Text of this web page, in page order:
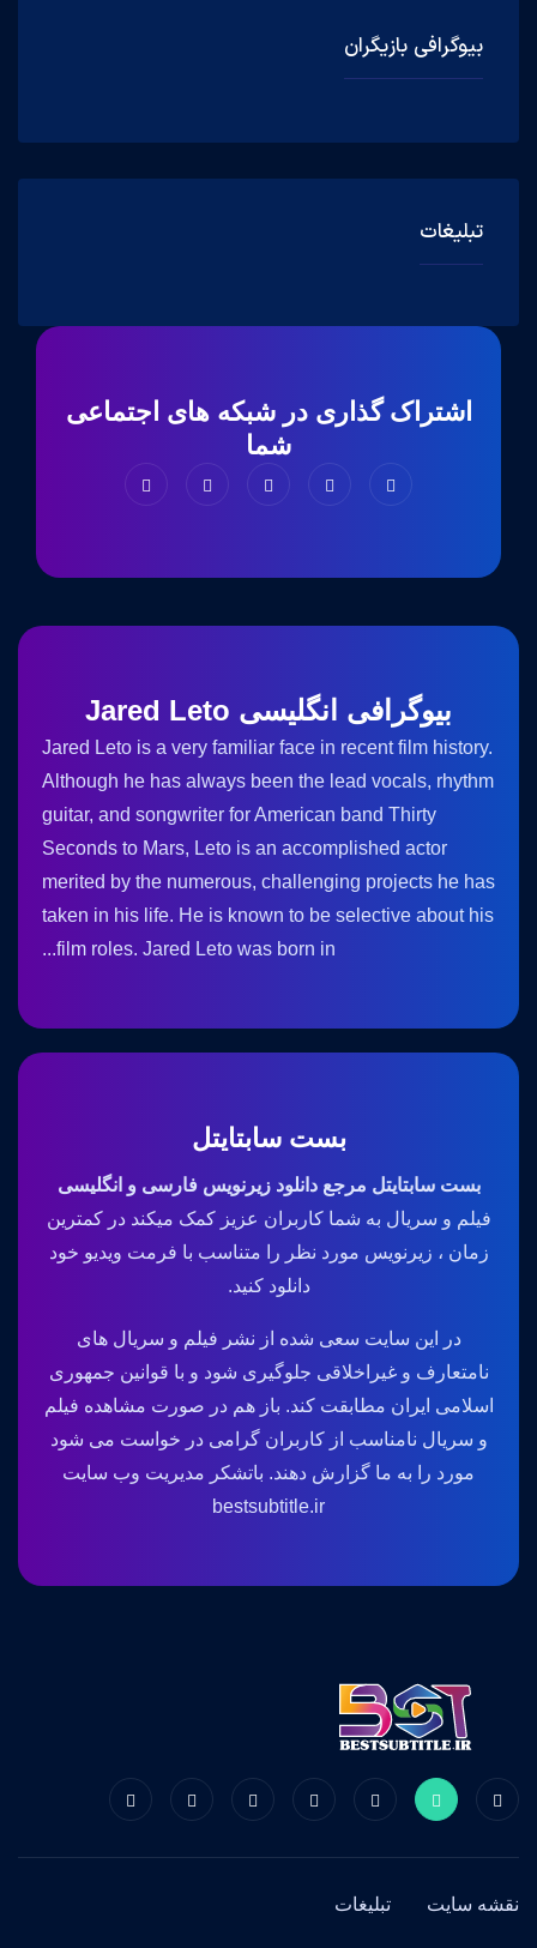
بیوگرافی بازیگران
تبلیغات
اشتراک گذاری در شبکه های اجتماعی
شما
بیوگرافی انگلیسی Jared Leto
Jared Leto is a very familiar face in recent film history.
Although he has always been the lead vocals, rhythm
guitar, and songwriter for American band Thirty
Seconds to Mars, Leto is an accomplished actor
merited by the numerous, challenging projects he has
taken in his life. He is known to be selective about his
film roles. Jared Leto was born in...
بست سابتایتل
بست سابتایتل مرجع دانلود زیرنویس فارسی و انگلیسی
فیلم و سریال به شما کاربران عزیز کمک میکند در کمترین
زمان ، زیرنویس مورد نظر را متناسب با فرمت ویدیو خود
دانلود کنید.
در این سایت سعی شده از نشر فیلم و سریال های
نامتعارف و غیراخلاقی جلوگیری شود و با قوانین جمهوری
اسلامی ایران مطابقت کند. باز هم در صورت مشاهده فیلم
و سریال نامناسب از کاربران گرامی در خواست می شود
مورد را به ما گزارش دهند. باتشکر مدیریت وب سایت
bestsubtitle.ir
نقشه سایت تبلیغات